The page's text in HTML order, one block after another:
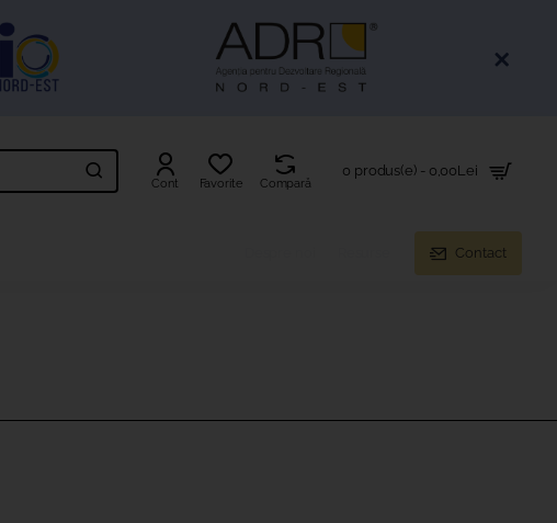
Cont Favorite Compară
0 produs(e) - 0,00Lei
Contact